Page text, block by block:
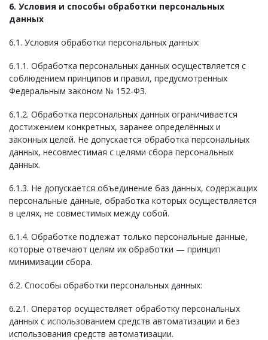
6. Условия и способы обработки персональных
данных
6.1. Условия обработки персональных данных:
6.1.1. Обработка персональных данных осуществляется с
соблюдением принципов и правил, предусмотренных
Федеральным законом № 152-ФЗ.
6.1.2. Обработка персональных данных ограничивается
достижением конкретных, заранее определённых и
законных целей. Не допускается обработка персональных
данных, несовместимая с целями сбора персональных
данных.
6.1.3. Не допускается объединение баз данных, содержащих
персональные данные, обработка которых осуществляется
в целях, не совместимых между собой.
6.1.4. Обработке подлежат только персональные данные,
которые отвечают целям их обработки — принцип
минимизации сбора.
6.2. Способы обработки персональных данных:
6.2.1. Оператор осуществляет обработку персональных
данных с использованием средств автоматизации и без
использования средств автоматизации.